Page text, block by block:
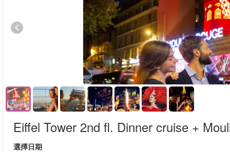
Eiffel Tower 2nd fl. Dinner cruise +
選擇日期